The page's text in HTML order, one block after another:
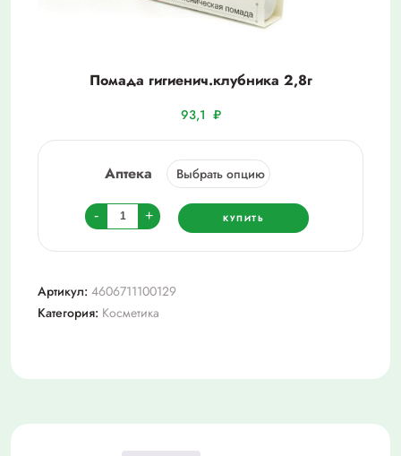
Помада гигиенич.клубника 2,8г
93,1 ₽
Аптека
-
Количество
товара
Помада
2,8г
+ КУПИТЬ
Артикул: 4606711100129
Категория: Косметика